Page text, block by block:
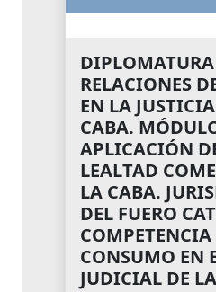
RELACIONES
EN LA
CABA.
APLICACIÓN
LEALTAD
LA CABA.
DEL FUERO
COMPETENCIA
CONSUMO EN
JUDICIAL DE